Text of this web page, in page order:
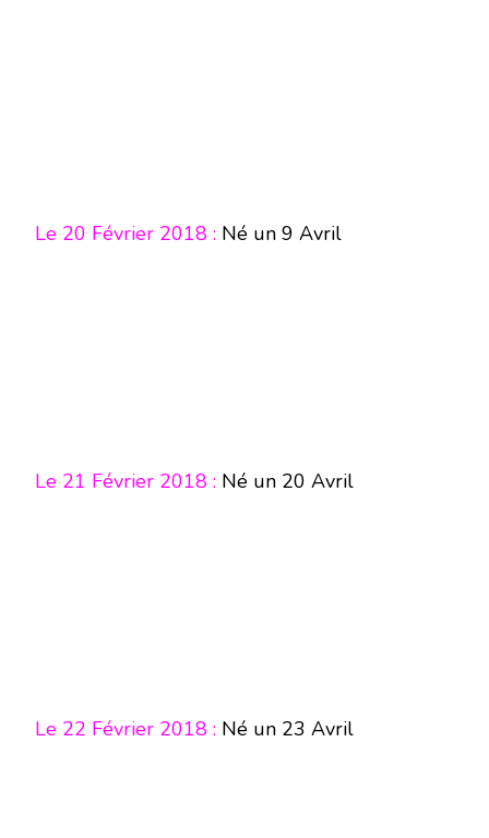
Le 20 Février 2018 : Né un 9 Avril
Le 21 Février 2018 : Né un 20 Avril
Le 22 Février 2018 : Né un 23 Avril